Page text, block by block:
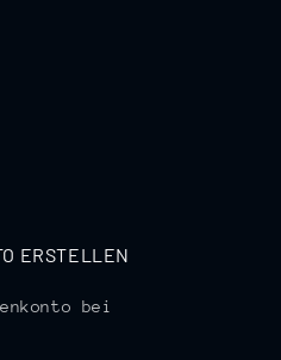
ERSTELLEN
bei